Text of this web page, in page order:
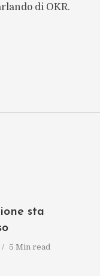
di OKR.
sta
5 Min read